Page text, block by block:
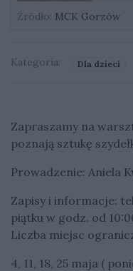
Źródło: MCK Gorzów
Kategoria: Dla dzieci
Zapraszamy na
poznają sztukę
Prowadzenie: Aniela
Zapisy i informacje:
piątku w godz. od
Liczba miejsc
4, 11, 18, 25 maja (